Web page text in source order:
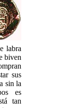
labra
biven
sus
sin la
es
tan